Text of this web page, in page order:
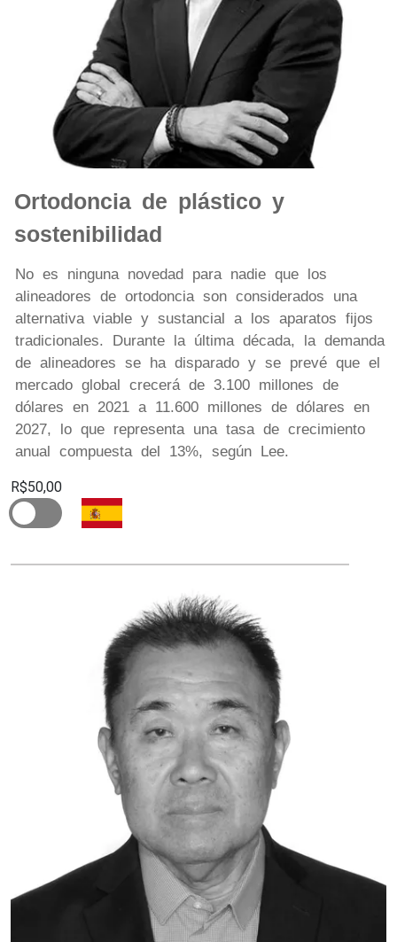
Ortodoncia de plástico y
sostenibilidad
No es ninguna novedad para nadie que los
alineadores de ortodoncia son considerados una
alternativa viable y sustancial a los aparatos fijos
tradicionales. Durante la última década, la demanda
de alineadores se ha disparado y se prevé que el
mercado global crecerá de 3.100 millones de
dólares en 2021 a 11.600 millones de dólares en
2027, lo que representa una tasa de crecimiento
anual compuesta del 13%, según Lee.
R$50,00